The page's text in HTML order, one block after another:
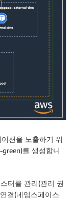
션을 노출하기 위
를 생성합니
터를 관리(관리 권
결(네임스페이스